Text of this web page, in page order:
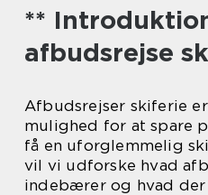
**
afbudsrejse
Afbudsrejser skiferie
mulighed for at spare
få en uforglemmelig
vil vi udforske hvad
indebærer og hvad